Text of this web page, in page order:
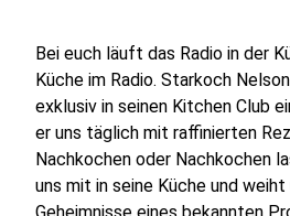
Bei euch läuft das Radio in der
Küche im Radio. Starkoch
exklusiv in seinen Kitchen Club
er uns täglich mit raffinierten
Nachkochen oder Nachkochen
uns mit in seine Küche und weiht
Geheimnisse eines bekannten